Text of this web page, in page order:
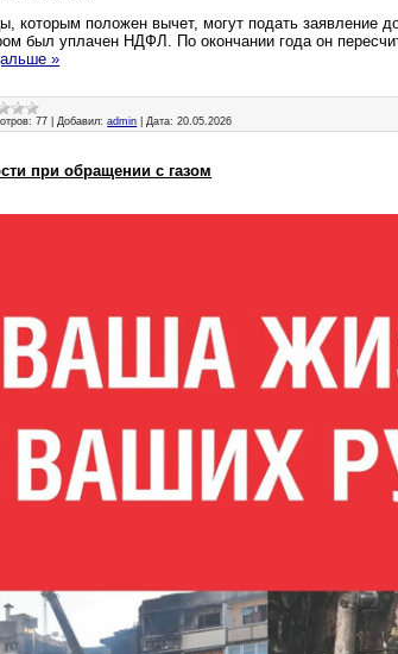
которым положен вычет, могут подать заявление
был уплачен НДФЛ. По окончании года он
»
77 Добавил: admin Дата: 20.05.2026
при обращении с газом